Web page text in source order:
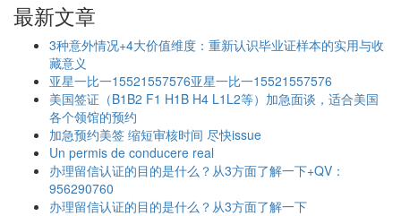
最新文章
3种意外情况+4大价值维度：重新认识毕业证样本的实用与收
藏意义
亚星一比一15521557576亚星一比一15521557576
美国签证（B1B2 F1 H1B H4 L1L2等）加急面谈，适合美国
各个领馆的预约
加急预约美签 缩短审核时间 尽快issue
Un permis de conducere real
办理留信认证的目的是什么？从3方面了解一下+QV：
956290760
办理留信认证的目的是什么？从3方面了解一下